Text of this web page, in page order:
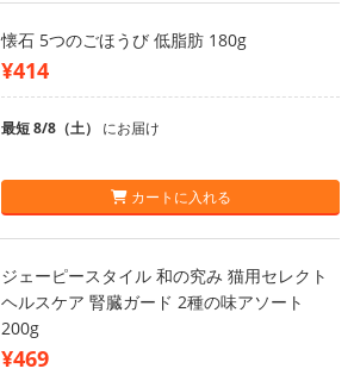
懐石 5つのごほうび 低脂肪 180g
¥414
最短 8/8（土） にお届け
カートに入れる
ジェーピースタイル 和の究み 猫用セレクト
ヘルスケア 腎臓ガード 2種の味アソート
200g
¥469